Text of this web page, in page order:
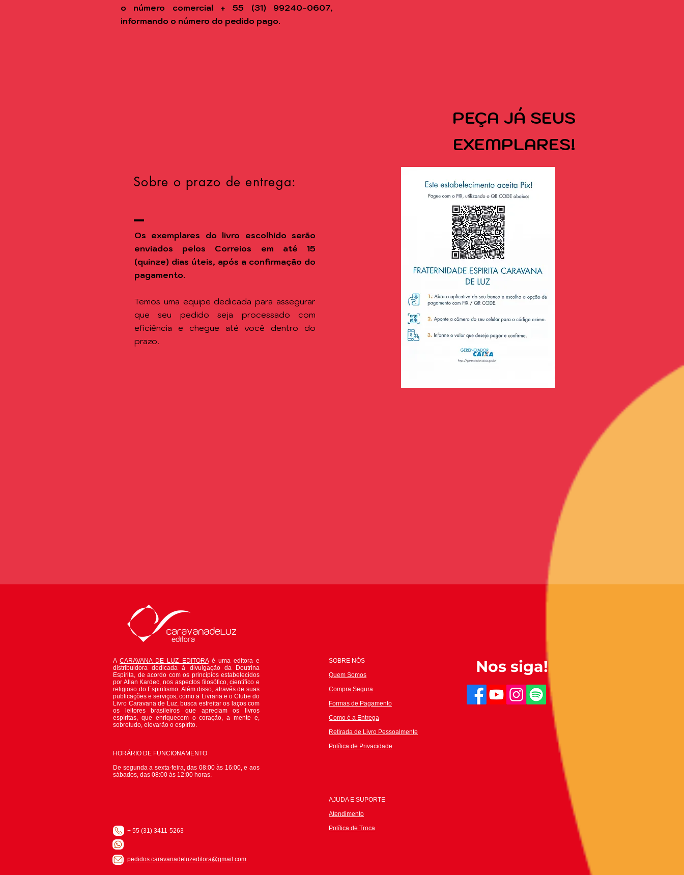
o número comercial + 55 (31) 99240-0607,
informando o número do pedido pago.
Sobre o prazo de entrega:
Os exemplares do livro escolhido serão
enviados pelos Correios em até 15
(quinze) dias úteis, após a confirmação do
pagamento.
Temos uma equipe dedicada para assegurar
que seu pedido seja processado com
eficiência e chegue até você dentro do
prazo.
PEÇA JÁ SEUS
EXEMPLARES!
ACARAVANA DE LUZ EDITORAé uma editora e
distribuidora dedicada à divulgação da Doutrina
Espírita, de acordo com os princípios estabelecidos
por Allan Kardec, nos aspectos filosófico, científico e
religioso do Espiritismo. Além disso, através de suas
publicações e serviços, como a Livraria e o Clube do
Livro Caravana de Luz, busca estreitar os laços com
os leitores brasileiros que apreciam os livros
espíritas, que enriquecem o coração, a mente e,
sobretudo, elevarão o espírito.
HORÁRIO DE FUNCIONAMENTO
De segunda a sexta-feira, das 08:00 às 16:00, e aos
sábados, das 08:00 às 12:00 horas.
+ 55 (31) 3411-5263
pedidos.caravanadeluzeditora@gmail.com
SOBRE NÓS
Quem Somos
Compra Segura
Formas de Pagamento
Como é a Entrega
Retirada de Livro Pessoalmente
Política de Privacidade
Nos siga!
AJUDA E SUPORTE
Atendimento
Política de Troca